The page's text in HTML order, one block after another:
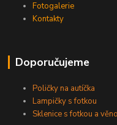
Fotogalerie
Kontakty
Doporučujeme
Poličky na autíčka
Lampičky s fotkou
Sklenice s fotkou a